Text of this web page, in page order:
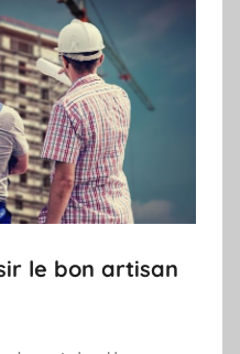
le bon artisan